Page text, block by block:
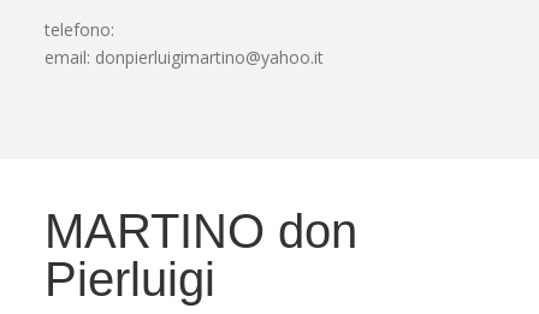
telefono:
email: donpierluigimartino@yahoo.it
MARTINO don
Pierluigi